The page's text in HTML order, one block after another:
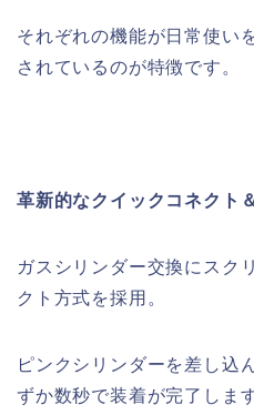
それぞれの機能が日常使い
されているのが特徴です。
革新的なクイックコネクト
ガスシリンダー交換にスク
クト方式を採用。
ピンクシリンダーを差し込
ずか数秒で装着が完了します